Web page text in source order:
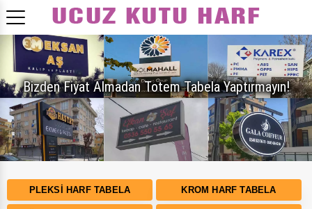
Bizden Fiyat Almadan Totem Tabela Yaptırmayın!
PLEKSI HARF TABELA KROM HARF TABELA